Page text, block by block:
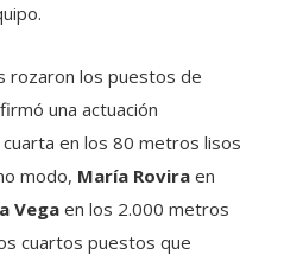
rozaron los puestos de
firmó una actuación
en los 80 metros lisos
modo, María Rovira en
Vega en los 2.000 metros
cuartos puestos que